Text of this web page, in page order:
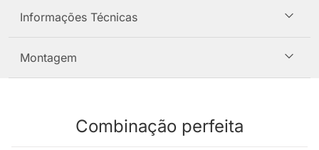
Informações Técnicas
Montagem
Combinação perfeita